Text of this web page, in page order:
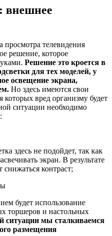
внешнее
телевидения
решение, которое
Решение это кроется в
для тех моделей, у
освещение экрана,
Но здесь имеются свои
вред организму будет
ситуации необходимо
здесь не подойдет, так как
экран. В результате
снижаться контраст;
будет использование
торшеров и настольных
ситуации мы сталкиваемся
размещения